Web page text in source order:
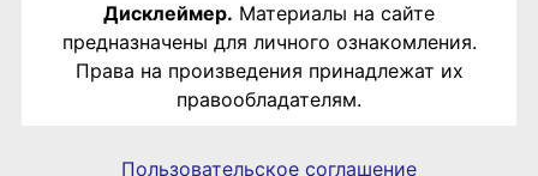
Дисклеймер. Материалы на сайте
предназначены для личного ознакомления.
Права на произведения принадлежат их
правообладателям.
Пользовательское соглашение